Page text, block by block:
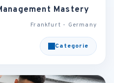
Mastery
Frankfurt - Germany
Categorie